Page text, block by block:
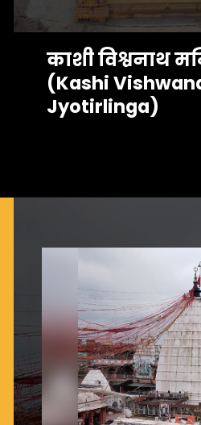
काशी विश्वनाथ
(Kashi
Jyotirlinga)